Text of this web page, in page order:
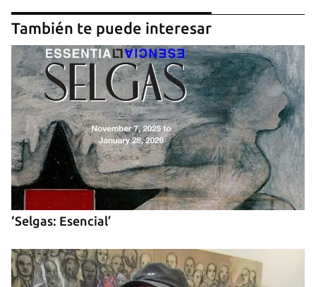
Guardar como favorito
Para poder guardar como favorito, primero has de
iniciar sesión con tu cuenta de 14ymedio.
INICIAR SESIÓN CANCELAR
También te puede interesar
‘Selgas: Esencial’